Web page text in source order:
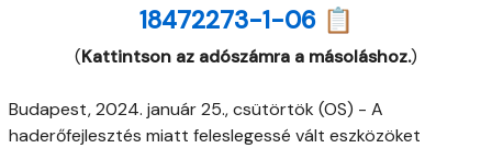
18472273-1-06 📋
(Kattintson az adószámra a másoláshoz.)
Budapest, 2024. január 25., csütörtök (OS) - A
haderőfejlesztés miatt feleslegessé vált eszközöket